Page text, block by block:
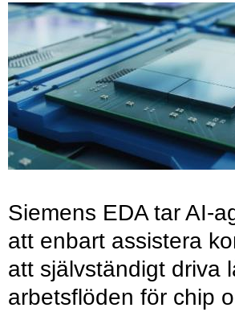
Siemens EDA tar AI-
att enbart assistera
att självständigt driva
arbetsflöden för chip